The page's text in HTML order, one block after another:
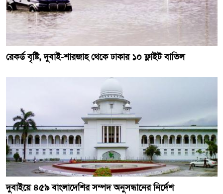
রেকর্ড বৃষ্টি, দুবাই-শারজাহ থেকে ঢাকার ১০ ফ্লাইট বাতিল
দুবাইয়ে ৪৫৯ বাংলাদেশির সম্পদ অনুসন্ধানের নির্দেশ